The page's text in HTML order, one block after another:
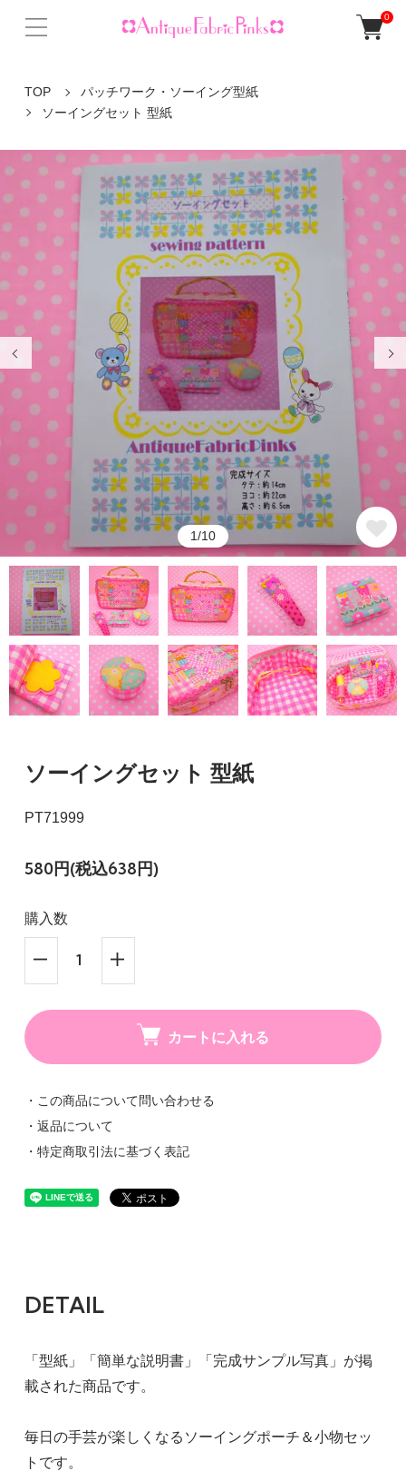
0
TOP
パッチワーク・ソーイング型紙
ソーイングセット 型紙
1/10
ソーイングセット 型紙
PT71999
580円(税込638円)
購入数
カートに入れる
・この商品について問い合わせる
・返品について
・特定商取引法に基づく表記
DETAIL
「型紙」「簡単な説明書」「完成サンプル写真」が掲
載された商品です。
毎日の手芸が楽しくなるソーイングポーチ＆小物セッ
トです。